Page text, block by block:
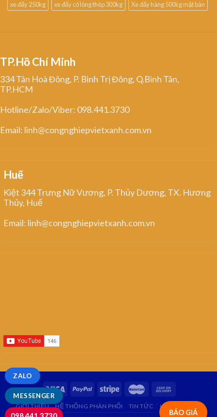
xe đẩy 250kg
xe đẩy có lòng thép 300kg Xe đẩy hàng 500kg mặt bàn
TP.Hồ Chí Minh
334 Tân Hoà Đông, P. Bình Trị Đông, Q.Bình Tân,
TP.HCM
Hotline/Zalo/Viber: 098.441.3730
Email: linh@congnghiepvietxanh.com.vn
Huế
Kiệt 344 Trưng Nữ Vương, P. Thủy Dương, TX. Hương
Thủy, Huế
Email: linh@congnghiepvietxanh.com.vn
BÁO GIÁ
GIỚI THIỆU HỆ THỐNG PHÂN PHỐI TIN TỨC LIÊN HỆ
MESSENGER
ZALO